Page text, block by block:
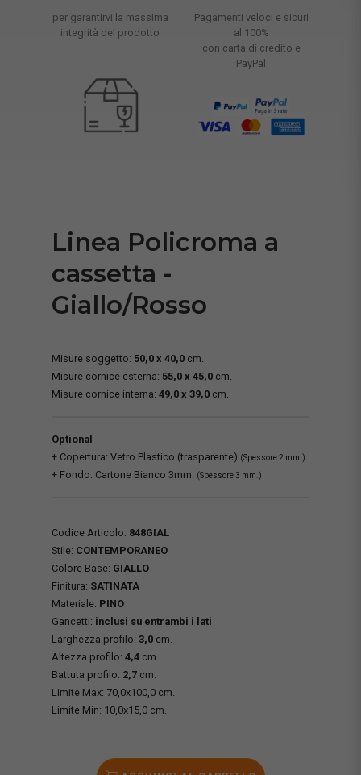
per garantirvi la massima
integrità del prodotto
Pagamenti veloci e sicuri
al 100%
con carta di credito e
PayPal
Linea Policroma a
cassetta -
Giallo/Rosso
Misure soggetto: 50,0 x 40,0 cm.
Misure cornice esterna: 55,0 x 45,0 cm.
Misure cornice interna: 49,0 x 39,0 cm.
Optional
+ Copertura: Vetro Plastico (trasparente) (Spessore 2 mm.)
+ Fondo: Cartone Bianco 3mm. (Spessore 3 mm.)
Codice Articolo: 848GIAL
Stile: CONTEMPORANEO
Colore Base: GIALLO
Finitura: SATINATA
Materiale: PINO
Gancetti: inclusi su entrambi i lati
Larghezza profilo: 3,0 cm.
Altezza profilo: 4,4 cm.
Battuta profilo: 2,7 cm.
Limite Max: 70,0x100,0 cm.
Limite Min: 10,0x15,0 cm.